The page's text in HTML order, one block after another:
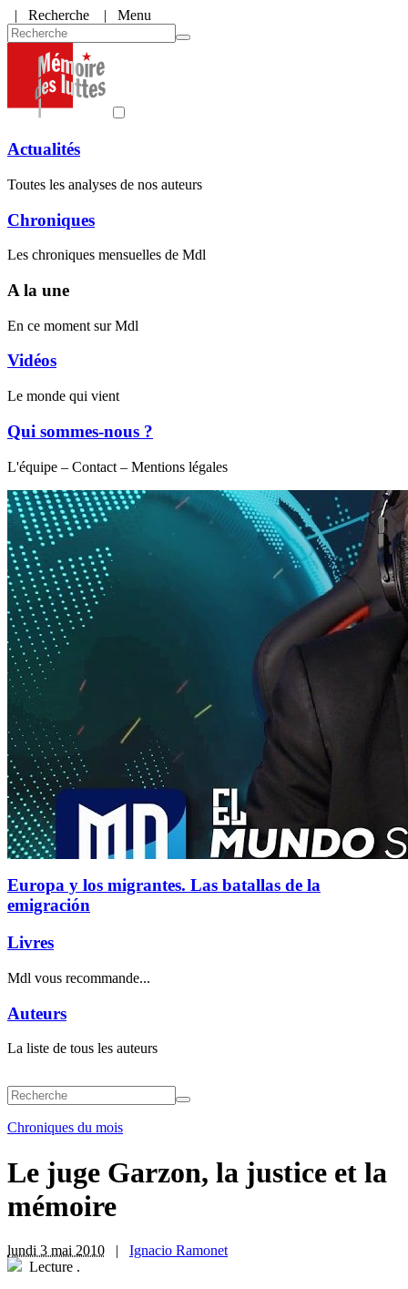
| Recherche | Menu
Actualités
Toutes les analyses de nos auteurs
Chroniques
Les chroniques mensuelles de Mdl
A la une
En ce moment sur Mdl
Vidéos
Le monde qui vient
Qui sommes-nous ?
L'équipe – Contact – Mentions légales
Europa y los migrantes. Las batallas de la
emigración
Livres
Mdl vous recommande...
Auteurs
La liste de tous les auteurs
Chroniques du mois
Le juge Garzon, la justice et la
mémoire
lundi 3 mai 2010 | Ignacio Ramonet
Lecture .